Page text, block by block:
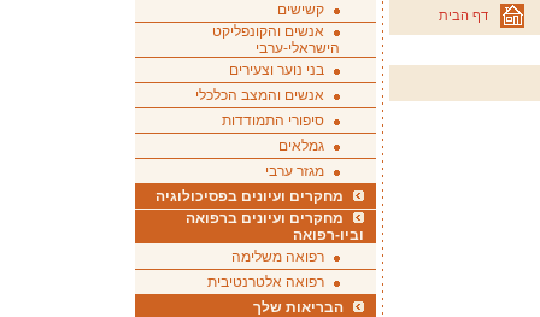
דף הבית
קשישים
אנשים והקונפליקט
הישראלי-ערבי
בני נוער וצעירים
אנשים והמצב הכלכלי
סיפורי התמודדות
גמלאים
מגזר ערבי
מחקרים ועיונים בפסיכולוגיה
מחקרים ועיונים ברפואה
וביו-רפואה
רפואה משלימה
רפואה אלטרנטיבית
הבריאות שלך